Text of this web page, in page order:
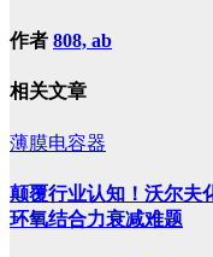
作者 808, ab
相关文章
薄膜电容器
颠覆行业认知！沃尔夫
环氧结合力衰减难题